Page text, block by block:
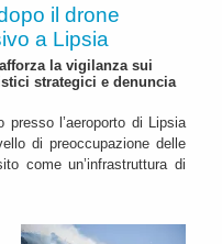
il drone
a Lipsia
la vigilanza sui
strategici e denuncia
presso l’aeroporto di Lipsia
di preoccupazione delle
come un’infrastruttura di